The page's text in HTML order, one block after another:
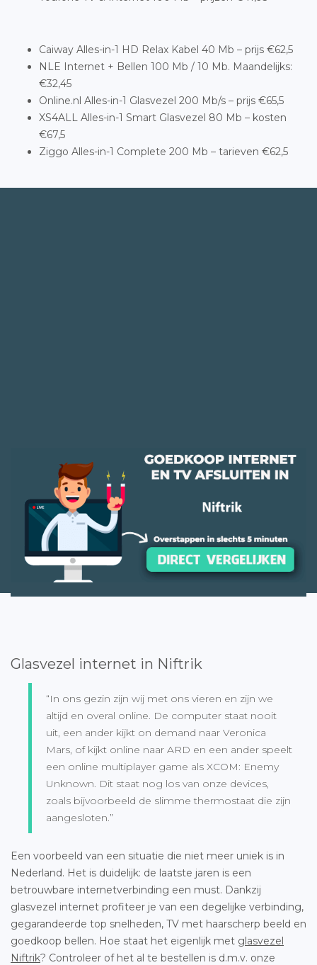
Caiway Alles-in-1 HD Relax Kabel 40 Mb – prijs €62,5
NLE Internet + Bellen 100 Mb / 10 Mb. Maandelijks:
€32,45
Online.nl Alles-in-1 Glasvezel 200 Mb/s – prijs €65,5
XS4ALL Alles-in-1 Smart Glasvezel 80 Mb – kosten
€67,5
Ziggo Alles-in-1 Complete 200 Mb – tarieven €62,5
Glasvezel internet in Niftrik
“In ons gezin zijn wij met ons vieren en zijn we
altijd en overal online. De computer staat nooit
uit, een ander kijkt on demand naar Veronica
Mars, of kijkt online naar ARD en een ander speelt
een online multiplayer game als XCOM: Enemy
Unknown. Dit staat nog los van onze devices,
zoals bijvoorbeeld de slimme thermostaat die zijn
aangesloten.”
Een voorbeeld van een situatie die niet meer uniek is in
Nederland. Het is duidelijk: de laatste jaren is een
betrouwbare internetverbinding een must. Dankzij
glasvezel internet profiteer je van een degelijke verbinding,
gegarandeerde top snelheden, TV met haarscherp beeld en
goedkoop bellen. Hoe staat het eigenlijk met glasvezel
Niftrik? Controleer of het al te bestellen is d.m.v. onze